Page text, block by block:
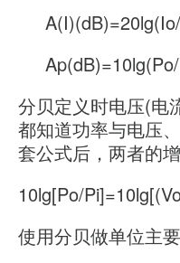
分贝定义时电压(电
都知道功率与电压
套公式后，两者的
10lg[Po/
使用分贝做单位主